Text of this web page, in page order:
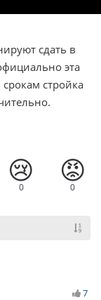
сдать в
эта
стройка
😢
0
😡
0
7